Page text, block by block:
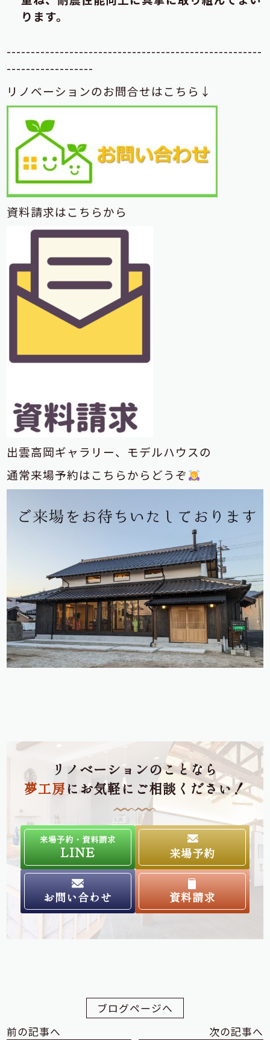
ります。
-----------------------------------------------------
------------------
リノベーションのお問合せはこちら↓
資料請求はこちらから
出雲高岡ギャラリー、モデルハウスの
通常来場予約はこちらからどうぞ
リノベーションのことなら
夢工房にお気軽にご相談ください！
来場予約・資料請求
LINE 来場予約
お問い合わせ 資料請求
ブログページへ
前の記事へ
次の記事へ